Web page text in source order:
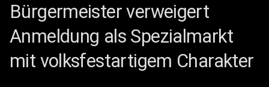
Bürgermeister verweigert
Anmeldung als Spezialmarkt
mit volksfestartigem Charakter